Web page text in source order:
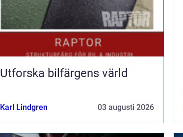
Utforska bilfärgens värld
Karl Lindgren 03 augusti 2026